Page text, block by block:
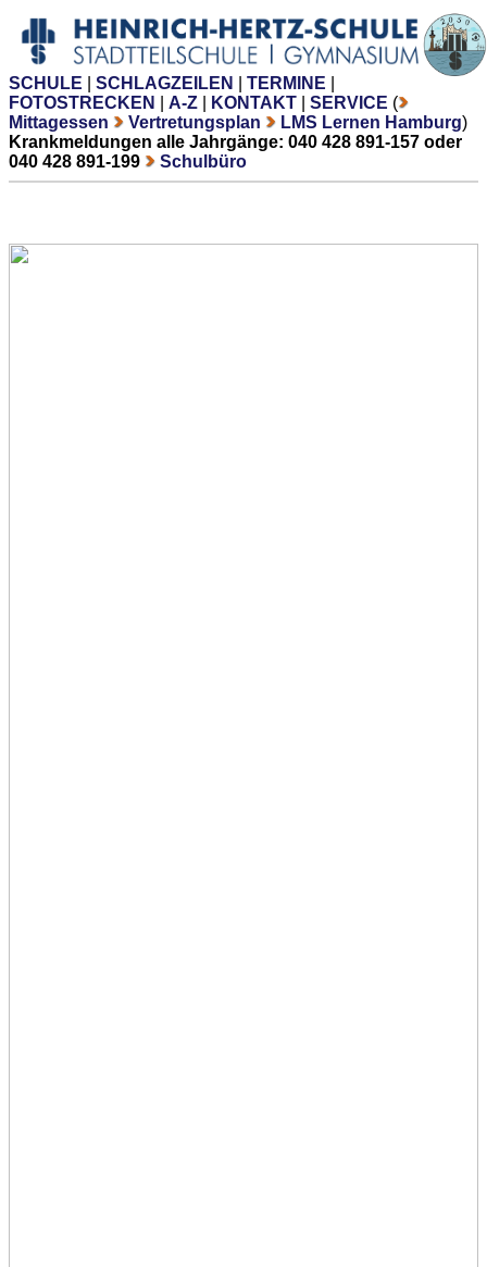
SCHULE SCHLAGZEILEN TERMINE
FOTOSTRECKEN
A-Z KONTAKT SERVICE (
Mittagessen
Vertretungsplan LMS Lernen Hamburg)
Krankmeldungen alle Jahrgänge: 040 428 891-157 oder
040 428 891-199
Schulbüro